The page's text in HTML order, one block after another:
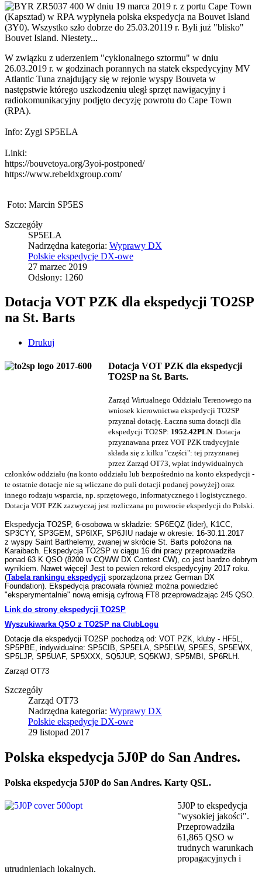
W dniu 19 marca 2019 r. z portu Cape Town
(Kapsztad) w RPA wypłyneła polska ekspedycja na Bouvet Island
(3Y0). Wszystko szło dobrze do 25.03.20119 r. Byli już "blisko"
Bouvet Island. Niestety...
W związku z uderzeniem "cyklonalnego sztormu" w dniu
26.03.2019 r. w godzinach porannych na statek ekspedycyjny MV
Atlantic Tuna znajdujący się w rejonie wyspy Bouveta w
następstwie którego uszkodzeniu uległ sprzęt nawigacyjny i
radiokomunikacyjny podjęto decyzję powrotu do Cape Town
(RPA).
Info: Zygi SP5ELA
Linki:
https://bouvetoya.org/3yoi-postponed/
https://www.rebeldxgroup.com/
Foto: Marcin SP5ES
Szczegóły
SP5ELA
Nadrzędna kategoria: Wyprawy DX
Polskie ekspedycje DX-owe
27 marzec 2019
Odsłony: 1260
Dotacja VOT PZK dla ekspedycji TO2SP
na St. Barts
Drukuj
Dotacja VOT PZK dla ekspedycji
TO2SP na St. Barts.
Zarząd Wirtualnego Oddziału Terenowego na
wniosek kierownictwa ekspedycji TO2SP
przyznał dotację. Łaczna suma dotacji dla
ekspedycji TO2SP: 1952.42PLN. Dotacja
przyznawana przez VOT PZK tradycyjnie
składa się z kilku "części": tej przyznanej
przez Zarząd OT73, wpłat indywidualnych
członków oddziału (na konto oddziału lub bezpośrednio na konto ekspedycji -
te ostatnie dotacje nie są wliczane do puli dotacji podanej powyżej) oraz
innego rodzaju wsparcia, np. sprzętowego, informatycznego i logistycznego.
Dotacja VOT PZK zazwyczaj jest rozliczana po powrocie ekspedycji do Polski.
Ekspedycja TO2SP, 6-osobowa w składzie: SP6EQZ (lider), K1CC,
SP3CYY, SP3GEM, SP6IXF, SP6JIU nadaje w okresie: 16-30.11.2017
z wyspy Saint Barthelemy, zwanej w skrócie St. Barts położona na
Karaibach. Ekspedycja TO2SP w ciągu 16 dni pracy przeprowadziła
ponad 63 K QSO (8200 w CQWW DX Contest CW), co jest bardzo dobrym
wynikiem. Nawet więcej! Jest to pewien rekord ekspedycyjny 2017 roku.
(Tabela rankingu ekspedycji sporządzona przez German DX
Foundation). Ekspedycja pracowała również można powiedzieć
"eksperymentalnie" nową emisją cyfrową FT8 przeprowadzając 245 QSO.
Link do strony ekspedycji TO2SP
Wyszukiwarka QSO z TO2SP na ClubLogu
Dotacje dla ekspedycji TO2SP pochodzą od: VOT PZK, kluby - HF5L,
SP5PBE, indywidualne: SP5CIB, SP5ELA, SP5ELW, SP5ES, SP5EWX,
SP5LJP, SP5UAF, SP5XXX, SQ5JUP, SQ5KWJ, SP5MBI, SP6RLH.
Zarząd OT73
Szczegóły
Zarząd OT73
Nadrzędna kategoria: Wyprawy DX
Polskie ekspedycje DX-owe
29 listopad 2017
Polska ekspedycja 5J0P do San Andres.
Polska ekspedycja 5J0P do San Andres. Karty QSL.
5J0P to ekspedycja
"wysokiej jakości".
Przeprowadziła
61,865 QSO w
trudnych warunkach
propagacyjnych i
utrudnieniach lokalnych.